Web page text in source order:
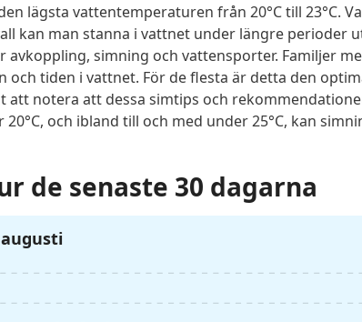
lägsta vattentemperaturen från 20°C till 23°C.
kan man stanna i vattnet under längre perioder
simning och vattensporter. Familjer
och tiden i vattnet. För de flesta är detta den
att notera att dessa simtips och
och ibland till och med under 25°C, kan
de senaste 30 dagarna